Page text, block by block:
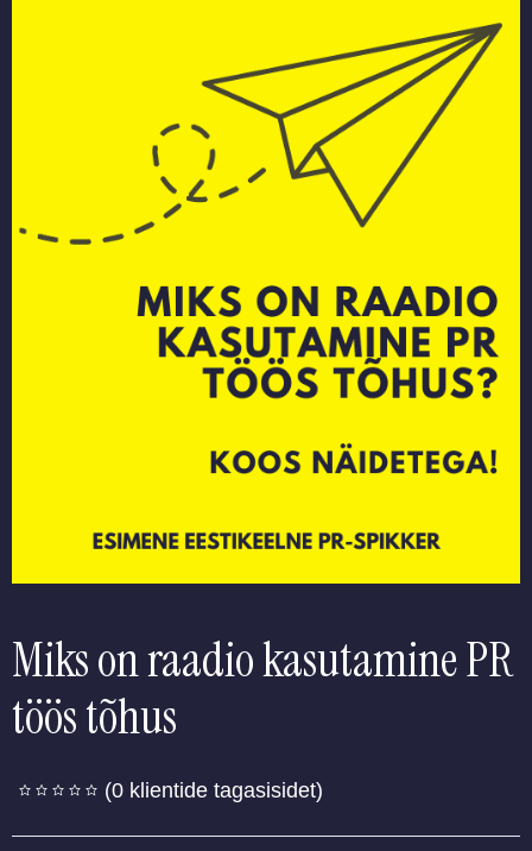
Miks on raadio kasutamine PR
töös tõhus
(0 klientide tagasisidet)